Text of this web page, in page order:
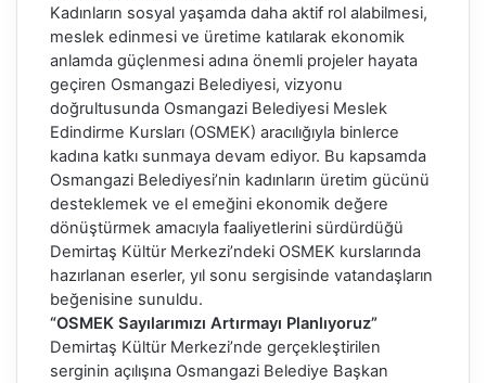
Kadınların sosyal yaşamda daha aktif rol alabilmesi,
meslek edinmesi ve üretime katılarak ekonomik
anlamda güçlenmesi adına önemli projeler hayata
geçiren Osmangazi Belediyesi, vizyonu
doğrultusunda Osmangazi Belediyesi Meslek
Edindirme Kursları (OSMEK) aracılığıyla binlerce
kadına katkı sunmaya devam ediyor. Bu kapsamda
Osmangazi Belediyesi’nin kadınların üretim gücünü
desteklemek ve el emeğini ekonomik değere
dönüştürmek amacıyla faaliyetlerini sürdürdüğü
Demirtaş Kültür Merkezi’ndeki OSMEK kurslarında
hazırlanan eserler, yıl sonu sergisinde vatandaşların
beğenisine sunuldu.
“OSMEK Sayılarımızı Artırmayı Planlıyoruz”
Demirtaş Kültür Merkezi’nde gerçekleştirilen
serginin açılışına Osmangazi Belediye Başkan